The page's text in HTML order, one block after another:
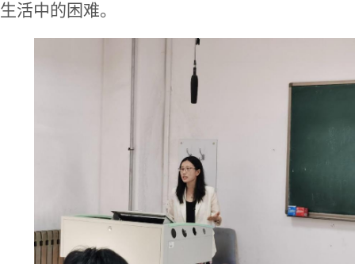
生活中的困难。